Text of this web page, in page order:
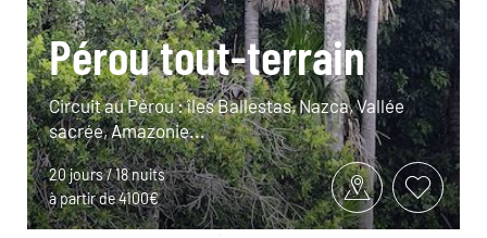
Pérou tout-terrain
Circuit au Pérou : îles Ballestas, Nazca, Vallée
sacrée, Amazonie...
20 jours / 18 nuits
à partir de 4100€